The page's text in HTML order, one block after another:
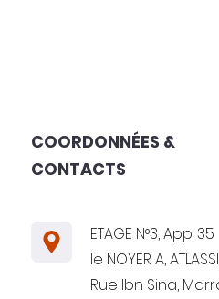
COORDONNÉES &
CONTACTS
ETAGE N°3, App. 35
le NOYER A,
Rue Ibn Sina,